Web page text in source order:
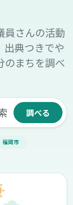
員さんの活動
出典つきでや
のまちを調べ
福岡市